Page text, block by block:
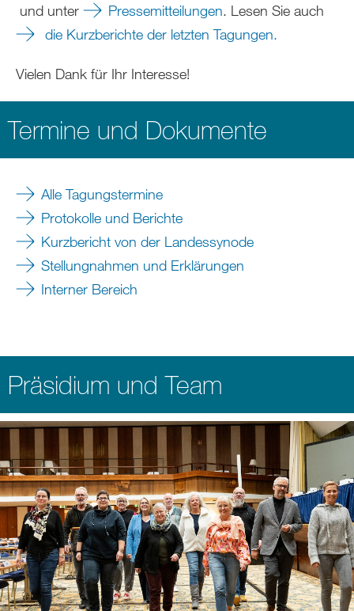
und unter Pressemitteilungen. Lesen Sie auch
die Kurzberichte der letzten Tagungen.
Vielen Dank für Ihr Interesse!
Termine und Dokumente
Alle Tagungstermine
Protokolle und Berichte
Kurzbericht von der Landessynode
Stellungnahmen und Erklärungen
Interner Bereich
Präsidium und Team